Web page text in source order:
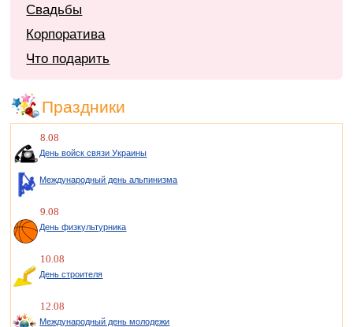
Свадьбы
Корпоратива
Что подарить
Праздники
8.08
День войск связи Украины
Международный день альпинизма
9.08
День физкультурника
10.08
День строителя
12.08
Международный день молодежи